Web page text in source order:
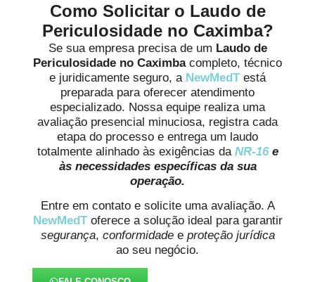
Como Solicitar o Laudo de
Periculosidade no Caximba?
Se sua empresa precisa de um Laudo de
Periculosidade no Caximbacompleto, técnico
e juridicamente seguro, a NewMedT está
preparada para oferecer atendimento
especializado. Nossa equipe realiza uma
avaliação presencial minuciosa, registra cada
etapa do processo e entrega um laudo
totalmente alinhado às exigências da NR-16 e
às necessidades específicas da sua
operação.
Entre em contato e solicite uma avaliação. A
NewMedT oferece a solução ideal para garantir
segurança, conformidadee proteção jurídica
ao seu negócio.